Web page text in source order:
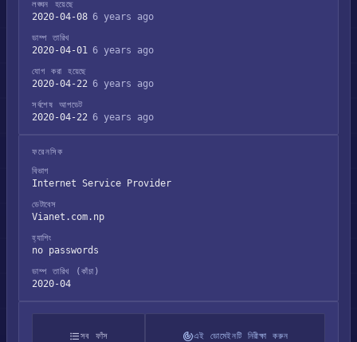
লঙ্ঘন হয়েছে
2020-04-08 6 years ago
ডাম্প তারিখ
2020-04-01 6 years ago
যোগ করা হয়েছে
2020-04-22 6 years ago
সর্বশেষ আপডেট
2020-04-22 6 years ago
ফরেনসিক
বিভাগ
Internet Service Provider
ডেটাবেস
Vianet.com.np
হ্যাশিং
no passwords
ডাম্প তারিখ (কাঁচা)
2020-04
সব ফাঁস এই ডোমেইনটি নিরীক্ষা করুন